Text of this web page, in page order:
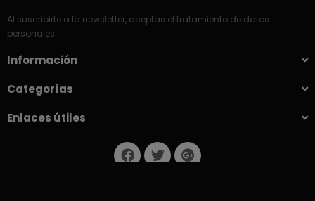
Al suscribirte a la newsletter, aceptas el tratamiento de datos
personales
Información
Categorías
Enlaces útiles